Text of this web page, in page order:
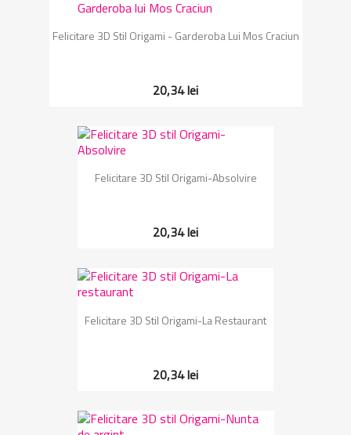
Felicitare 3D Stil Origami - Garderoba Lui Mos Craciun
20,34 lei
Felicitare 3D Stil Origami-Absolvire
20,34 lei
Felicitare 3D Stil Origami-La Restaurant
20,34 lei